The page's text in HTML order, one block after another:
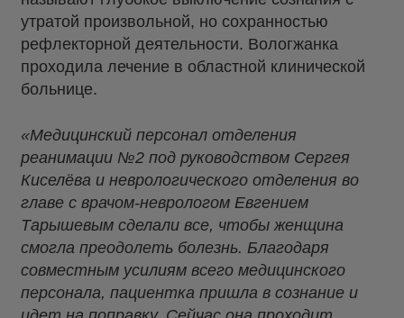
утратой произвольной, но сохранностью
рефлекторной деятельности. Вологжанка
проходила лечение в областной клинической
больнице.
«Медицинский персонал отделения
реанимации №2 под руководством Сергея
Киселёва и неврологического отделения во
главе с врачом-неврологом Евгением
Тарышевым сделали все, чтобы женщина
смогла преодолеть болезнь. Благодаря
совместным усилиям всего медицинского
персонала, пациентка пришла в сознание и